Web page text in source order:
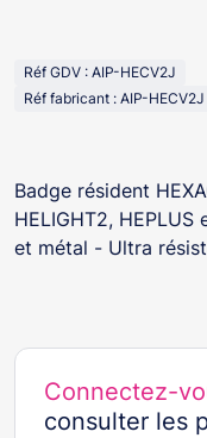
Réf GDV : AIP-HECV2J
Réf fabricant : AIP-HECV2J
Badge résident
HELIGHT2,
et métal - Ultra
Connectez-
consulter les